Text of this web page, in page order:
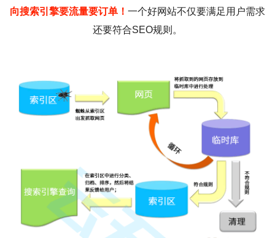
向搜索引擎要流量要订单！ 一个好网站不仅要满足用户需求
还要符合SEO规则。